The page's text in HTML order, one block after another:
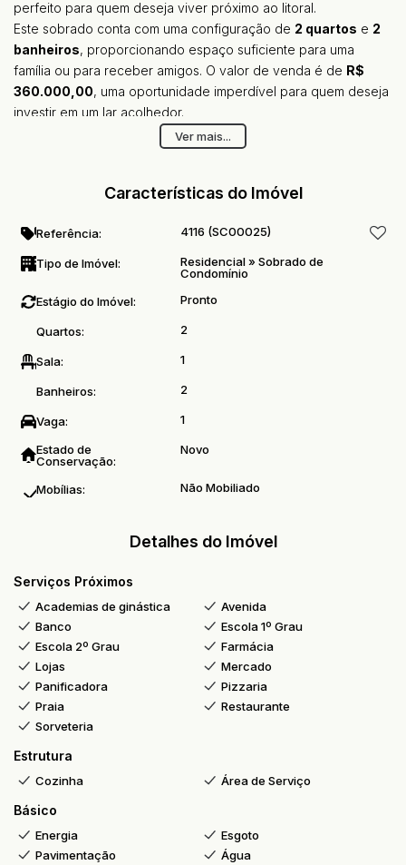
perfeito para quem deseja viver próximo ao litoral.
Este sobrado conta com uma configuração de 2 quartos e 2
banheiros, proporcionando espaço suficiente para uma
família ou para receber amigos. O valor de venda é de R$
360.000,00, uma oportunidade imperdível para quem deseja
investir em um lar acolhedor.
Não perca a chance de conhecer este sobrado que combina
a tranquilidade do litoral com a praticidade do dia a dia.
Ver mais...
Características do Imóvel
Referência: 4116 (SC00025)
Tipo de Imóvel: Residencial» Sobrado de
Condomínio
Estágio do Imóvel:
Pronto
Quartos: 2
Sala: 1
Banheiros: 2
Vaga: 1
Estado de
Conservação:
Novo
Mobílias: Não Mobiliado
Detalhes do Imóvel
Serviços Próximos
Academias de ginástica
Avenida
Banco
Escola 1º Grau
Escola 2º Grau
Farmácia
Lojas
Mercado
Panificadora
Pizzaria
Praia
Restaurante
Sorveteria
Estrutura
Cozinha Área de Serviço
Básico
Energia
Esgoto
Pavimentação
Água